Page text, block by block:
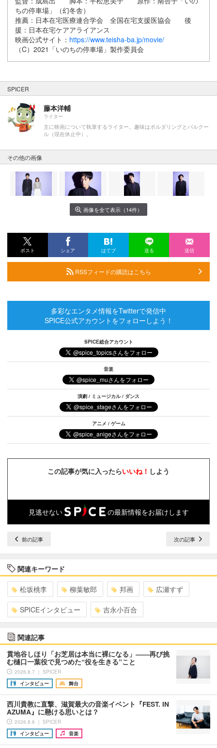
ちの停車場」（幻冬舎）
推薦：日本在宅医療連合学会 全国在宅支援医協会 後
援：日本在宅ケアアライアンス
映画公式サイト： https://www.teisha-ba.jp/movie/
（C）2021「いのちの停車場」製作委員会
SPICER
藤本洋輔
ライター
主に映画について執筆するライター。趣味はボルダリングとパルクー
ル（現在休止中）。
その他の画像
画像を全て表示（14件）
ポスト シェア はてブ 送る 送信
RSSフィードの購読はこちら
多彩なエンタメ情報をTwitterで発信中
SPICE公式アカウントをフォローしよう！
SPICE総合アカウント
音楽
演劇 / ミュージカル / ダンス
アニメ / ゲーム
この記事が気に入ったらいいね！ しよう
見逃せない の最新情報をお届けします
前の記事 次の記事
関連キーワード
松坂桃李 柳葉敏郎 邦画 広瀬すず
SPICEインタビュー 吉永小百合
関連記事
貫地谷しほり「お芝居は本当に裸になる」――再び挑
む樋口一葉役で見つめた“役を生きる”こと
2026.8.7 ｜ SPICER
インタビュー
舞台
西川貴教に直撃、滋賀最大の音楽イベント『FEST. IN
AZUMA』に懸ける思いとは？
2026.8.6 ｜ SPICER
インタビュー
音楽